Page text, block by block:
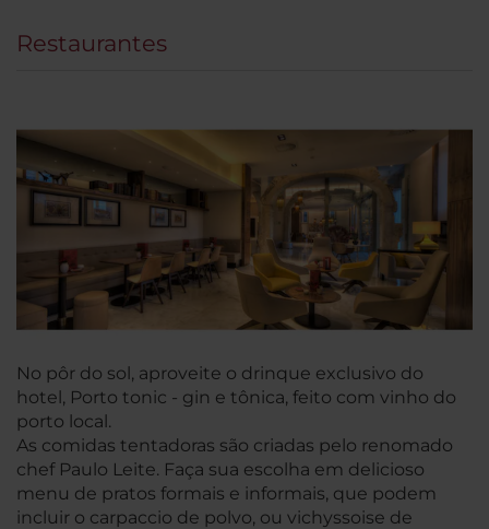
Restaurantes
No pôr do sol, aproveite o drinque exclusivo do
hotel, Porto tonic - gin e tônica, feito com vinho do
porto local.
As comidas tentadoras são criadas pelo renomado
chef Paulo Leite. Faça sua escolha em delicioso
menu de pratos formais e informais, que podem
incluir o carpaccio de polvo, ou vichyssoise de